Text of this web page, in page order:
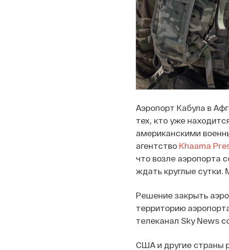
Аэропорт Кабула в
тех, кто уже
американскими
агентство Khaama
что возле аэропорта
ждать круглые сутки.
Решение закрыть
территорию
телеканал Sky News
США и другие страны